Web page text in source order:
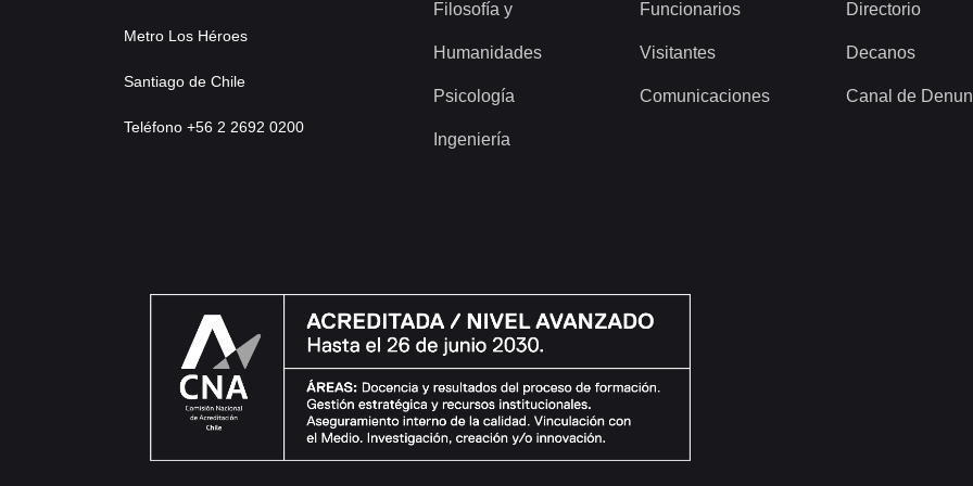
Metro Los Héroes
Santiago de Chile
Teléfono +56 2 2692 0200
Filosofía y
Humanidades
Psicología
Ingeniería
Funcionarios
Visitantes
Comunicaciones
Directorio
Decanos
Canal de